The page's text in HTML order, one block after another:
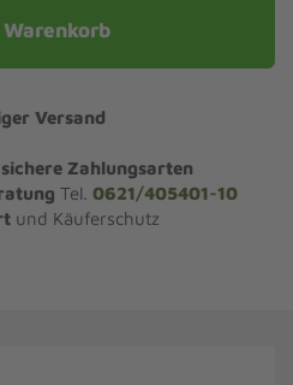
Versand
sichere Zahlungsarten
Tel. 0621/405401-10
und Käuferschutz